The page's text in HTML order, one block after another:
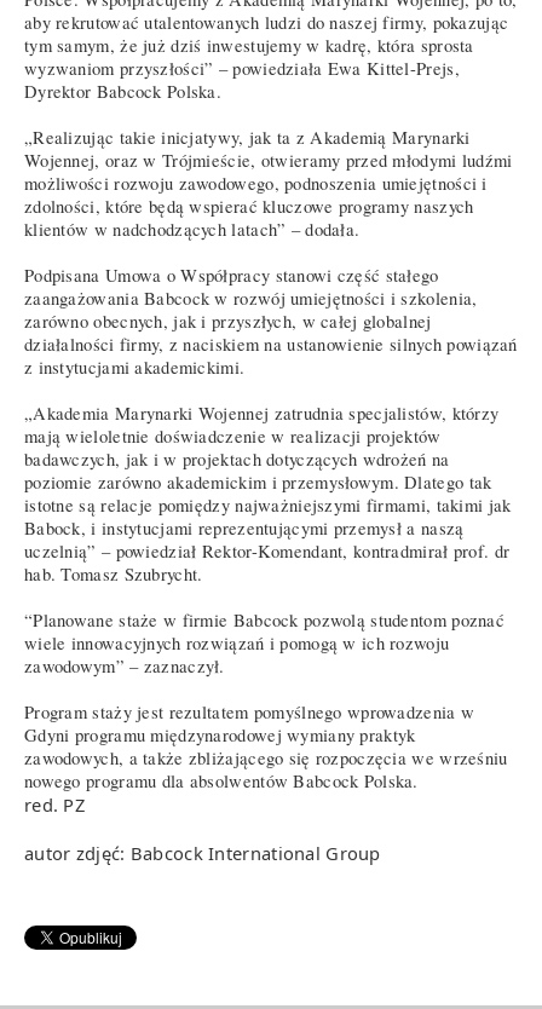
aby rekrutować utalentowanych ludzi do naszej firmy, pokazując
tym samym, że już dziś inwestujemy w kadrę, która sprosta
wyzwaniom przyszłości” – powiedziała Ewa Kittel-Prejs,
Dyrektor Babcock Polska.
„Realizując takie inicjatywy, jak ta z Akademią Marynarki
Wojennej, oraz w Trójmieście, otwieramy przed młodymi ludźmi
możliwości rozwoju zawodowego, podnoszenia umiejętności i
zdolności, które będą wspierać kluczowe programy naszych
klientów w nadchodzących latach” – dodała.
Podpisana Umowa o Współpracy stanowi część stałego
zaangażowania Babcock w rozwój umiejętności i szkolenia,
zarówno obecnych, jak i przyszłych, w całej globalnej
działalności firmy, z naciskiem na ustanowienie silnych powiązań
z instytucjami akademickimi.
„Akademia Marynarki Wojennej zatrudnia specjalistów, którzy
mają wieloletnie doświadczenie w realizacji projektów
badawczych, jak i w projektach dotyczących wdrożeń na
poziomie zarówno akademickim i przemysłowym. Dlatego tak
istotne są relacje pomiędzy najważniejszymi firmami, takimi jak
Babock, i instytucjami reprezentującymi przemysł a naszą
uczelnią” – powiedział Rektor-Komendant, kontradmirał prof. dr
hab. Tomasz Szubrycht.
“Planowane staże w firmie Babcock pozwolą studentom poznać
wiele innowacyjnych rozwiązań i pomogą w ich rozwoju
zawodowym” – zaznaczył.
Program staży jest rezultatem pomyślnego wprowadzenia w
Gdyni programu międzynarodowej wymiany praktyk
zawodowych, a także zbliżającego się rozpoczęcia we wrześniu
nowego programu dla absolwentów Babcock Polska.
red. PZ
autor zdjęć: Babcock International Group